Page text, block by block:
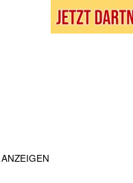
ANZEIGEN